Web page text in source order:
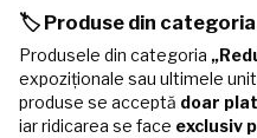
🏷️ Produse din categoria
Produsele din categoria
expoziționale sau ultimele
produse se acceptă doar
iar ridicarea se face exclusiv